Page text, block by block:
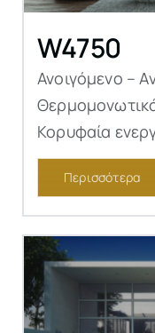
W4750
Ανοιγόμενο –
Κορυφαία
Περισσότερα